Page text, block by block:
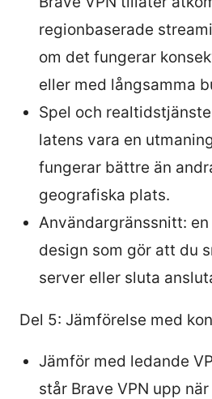
regionbaserade
om det fungerar
eller med långsamma
Spel och
latens vara en
fungerar bättre än
geografiska plats.
Användargränssnitt:
design som gör att du
server eller sluta
Del 5: Jämförelse med
Jämför med ledande
står Brave VPN upp